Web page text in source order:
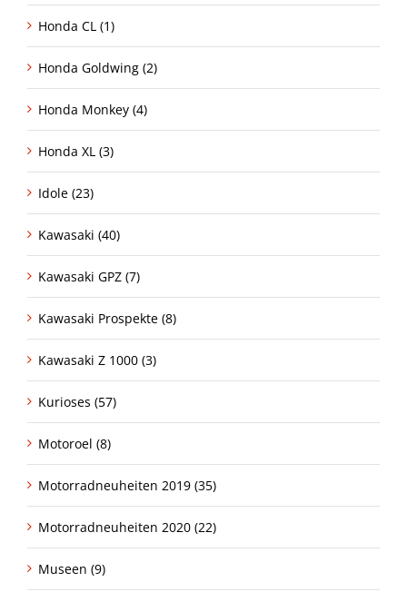
Honda CL (1)
Honda Goldwing (2)
Honda Monkey (4)
Honda XL (3)
Idole (23)
Kawasaki (40)
Kawasaki GPZ (7)
Kawasaki Prospekte (8)
Kawasaki Z 1000 (3)
Kurioses (57)
Motoroel (8)
Motorradneuheiten 2019 (35)
Motorradneuheiten 2020 (22)
Museen (9)